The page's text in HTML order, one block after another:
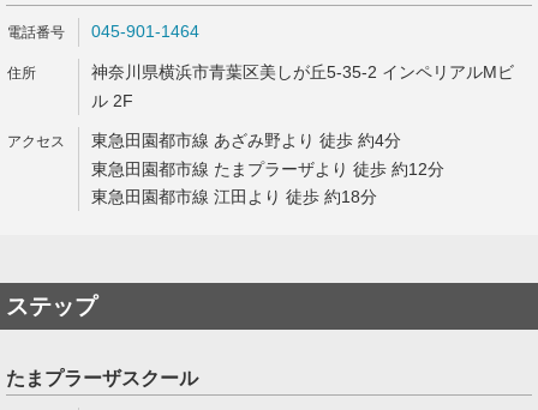
045-901-1464
神奈川県横浜市青葉区美しが丘5-35-2 インペリアルMビ
ル 2F
東急田園都市線 あざみ野より 徒歩 約4分
東急田園都市線 たまプラーザより 徒歩 約12分
東急田園都市線 江田より 徒歩 約18分
ステップ
たまプラーザスクール